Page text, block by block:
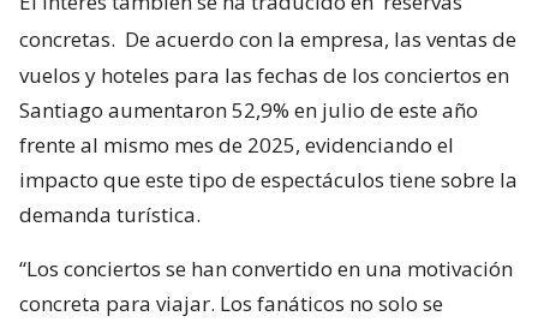
concretas. De acuerdo con la empresa, las ventas de
vuelos y hoteles para las fechas de los conciertos en
Santiago aumentaron 52,9% en julio de este año
frente al mismo mes de 2025, evidenciando el
impacto que este tipo de espectáculos tiene sobre la
demanda turística.
“Los conciertos se han convertido en una motivación
concreta para viajar. Los fanáticos no solo se